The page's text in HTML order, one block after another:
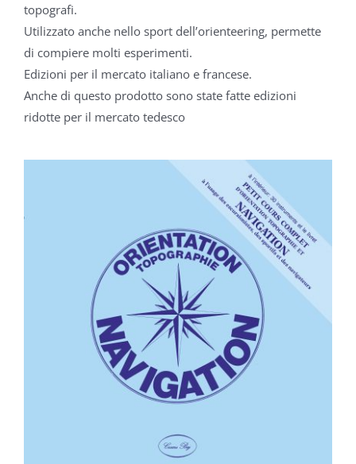
topografi.
Utilizzato anche nello sport dell’orienteering, permette
di compiere molti esperimenti.
Edizioni per il mercato italiano e francese.
Anche di questo prodotto sono state fatte edizioni
ridotte per il mercato tedesco